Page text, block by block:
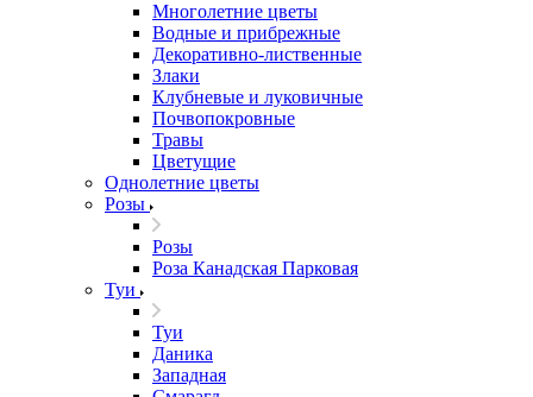
Многолетние цветы
Водные и прибрежные
Декоративно-лиственные
Злаки
Клубневые и луковичные
Почвопокровные
Травы
Цветущие
Однолетние цветы
Розы
Розы
Роза Канадская Парковая
Туи
Туи
Даника
Западная